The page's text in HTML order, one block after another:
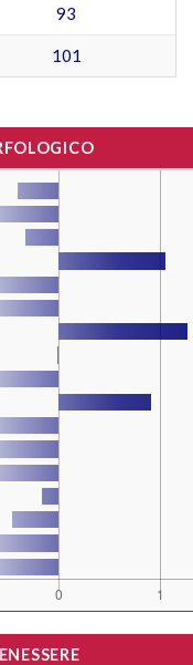
93
101